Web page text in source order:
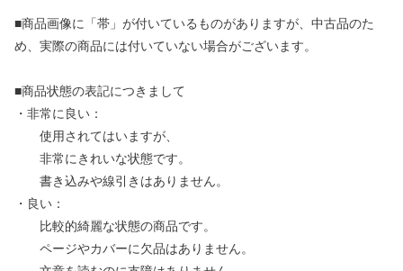
■商品画像に「帯」が付いているものがありますが、中古品のた
め、実際の商品には付いていない場合がございます。
■商品状態の表記につきまして
・非常に良い：
使用されてはいますが、
非常にきれいな状態です。
書き込みや線引きはありません。
・良い：
比較的綺麗な状態の商品です。
ページやカバーに欠品はありません。